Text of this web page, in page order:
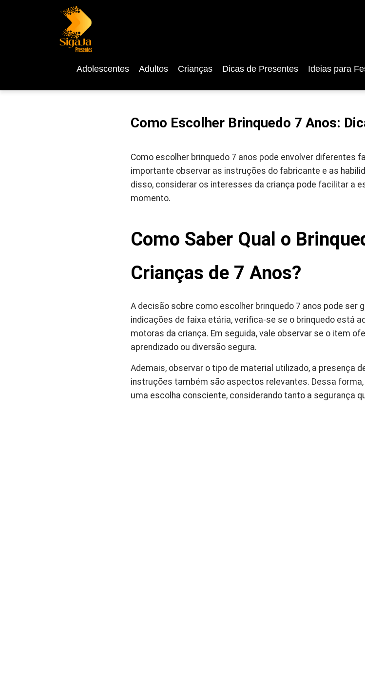
Adolescentes Adultos Crianças Dicas de Presentes Ideias para
Como Escolher Brinquedo 7 Anos:
Como escolher brinquedo 7 anos pode envolver diferentes
importante observar as instruções do fabricante e as
disso, considerar os interesses da criança pode facilitar a
momento.
Como Saber Qual o
Crianças de 7 Anos?
A decisão sobre como escolher brinquedo 7 anos pode ser
indicações de faixa etária, verifica-se se o brinquedo está
motoras da criança. Em seguida, vale observar se o item
aprendizado ou diversão segura.
Ademais, observar o tipo de material utilizado, a presença
instruções também são aspectos relevantes. Dessa
uma escolha consciente, considerando tanto a segurança